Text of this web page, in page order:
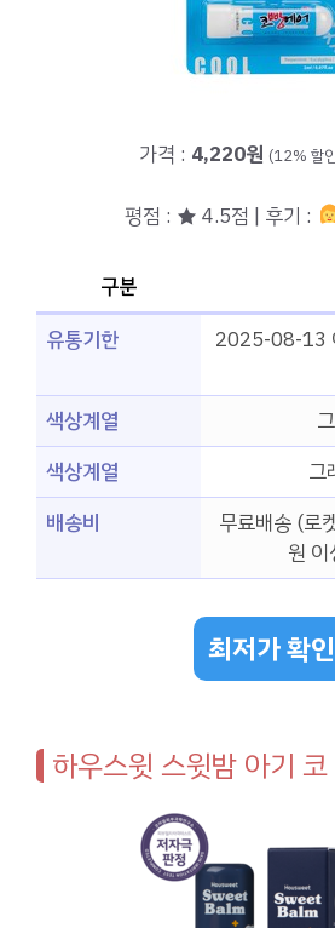
가격 : 4,220원 (12% 할
평점 : ★ 4.5점 | 후기 :
구분
유통기한
2025-08-13
색상계열
색상계열
그
배송비
무료배송 (로
원
최저가 확인
하우스윗 스윗밤 아기